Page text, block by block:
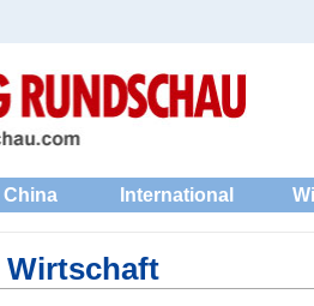
China International
Wirtschaft